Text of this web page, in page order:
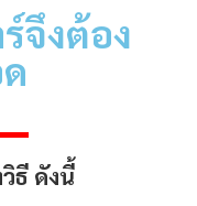
จึงต้อง
ธี ดังนี้